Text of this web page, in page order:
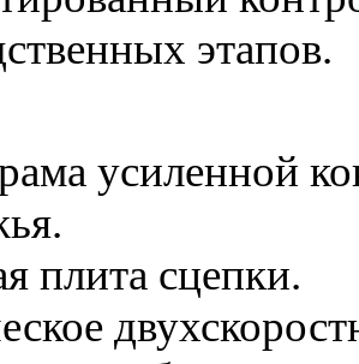
этапов.
усиленной
плита сцепки.